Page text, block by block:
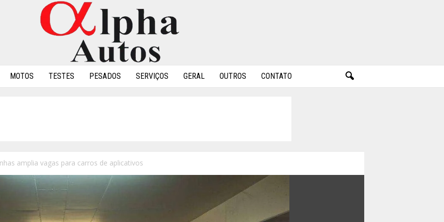
MOTOS TESTES PESADOS SERVIÇOS GERAL OUTROS CONTATO
amplia vagas para carros de aplicativos